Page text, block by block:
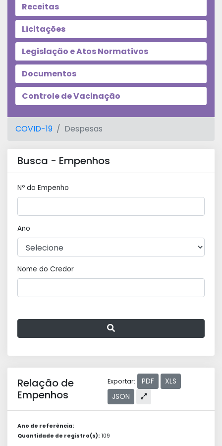
Receitas
Licitações
Legislação e Atos Normativos
Documentos
Controle de Vacinação
COVID-19 Despesas
Busca - Empenhos
Nº do Empenho
Ano
Nome do Credor
Relação de
Empenhos
Exportar: PDF
XLS
JSON
Ano de referência:
Quantidade de registro(s): 109